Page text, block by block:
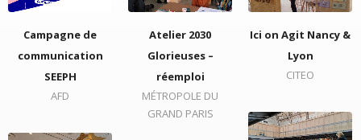
Campagne de
communication
SEEPH
AFD
Atelier 2030
Glorieuses –
réemploi
MÉTROPOLE DU
GRAND PARIS
Ici on Agit Nancy &
Lyon
CITEO